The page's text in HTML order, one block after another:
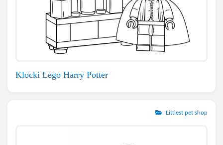
Klocki Lego Harry Potter
Littlest pet shop